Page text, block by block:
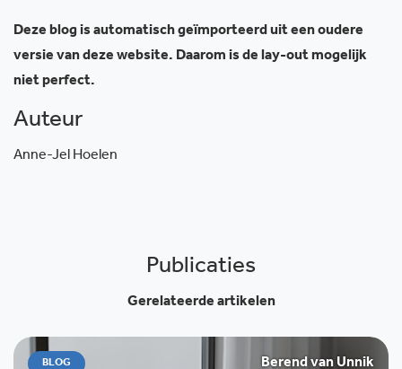
Deze blog is automatisch geïmporteerd uit een oudere
versie van deze website. Daarom is de lay-out mogelijk
niet perfect.
Auteur
Anne-Jel Hoelen
Publicaties
Gerelateerde artikelen
BLOG Berend van Unnik